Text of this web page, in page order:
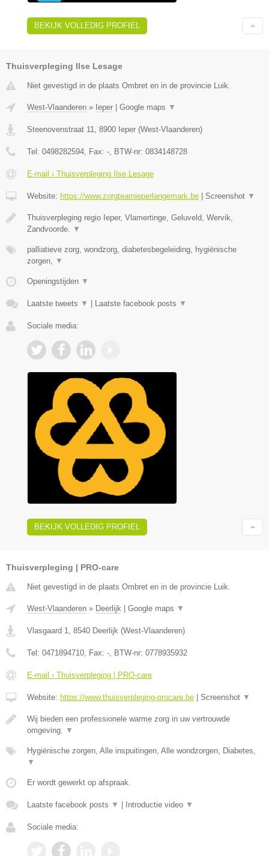
BEKIJK VOLLEDIG PROFIEL
Thuisverpleging Ilse Lesage
Niet gevestigd in de plaats Ombret en in de provincie Luik.
West-Vlaanderen » Ieper Google maps ▼
Steenovenstraat 11, 8900 Ieper (West-Vlaanderen)
Tel: 0498282594, Fax: -, BTW-nr: 0834148728
E-mail › Thuisverpleging Ilse Lesage
Website: https://www.zorgteamieperlangemark.be Screenshot ▼
Thuisverpleging regio Ieper, Vlamertinge, Geluveld, Wervik,
Zandvoorde. ▼
palliatieve zorg, wondzorg, diabetesbegeleiding, hygiënische
zorgen, ▼
Openingstijden ▼
Laatste tweets ▼ Laatste facebook posts ▼
Sociale media:
BEKIJK VOLLEDIG PROFIEL
Thuisverpleging | PRO-care
Niet gevestigd in de plaats Ombret en in de provincie Luik.
West-Vlaanderen » Deerlijk | Google maps ▼
Vlasgaard 1 8540 Deerlijk (West-Vlaanderen)
Tel: 0471894710 , Fax: - , BTW-nr: 0778935932
E-mail › Thuisverpleging | PRO-care
Website: https://www.thuisverpleging-procare.be | Screenshot ▼
Wij bieden een professionele warme zorg in uw vertrouwde
omgeving.
▼
Hygiënische zorgen, Alle inspuitingen, Alle wondzorgen, Diabetes,
▼
Er wordt gewerkt op afspraak.
Laatste facebook posts ▼ | Introductie video ▼
Sociale media: